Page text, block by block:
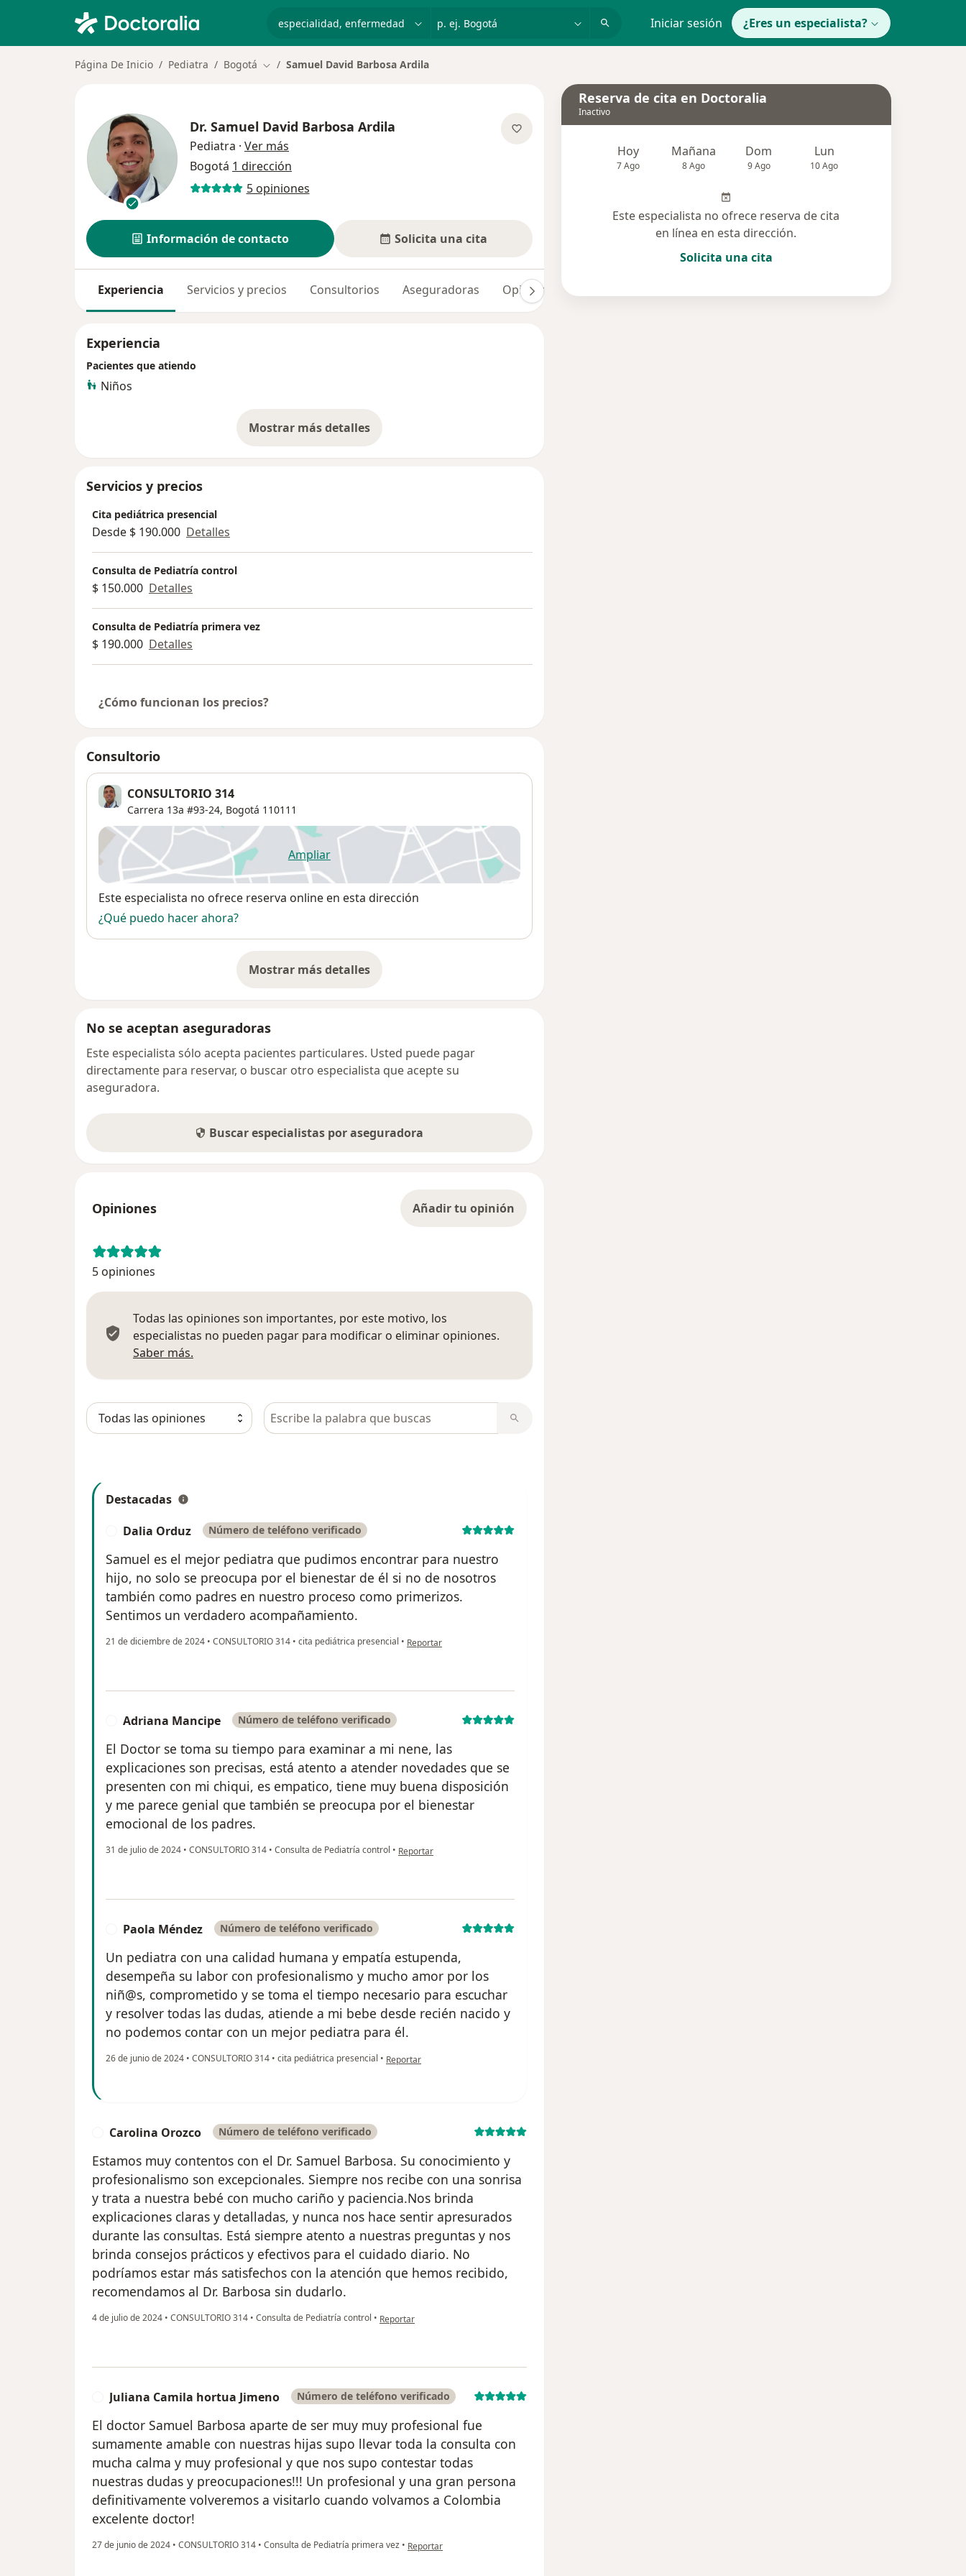
p. ej. Bogotá Iniciar sesión ¿Eres un especialista?
Página De Inicio Pediatra Bogotá Cambiar de ciudad
Samuel David Barbosa Ardila
Dr. Samuel David Barbosa Ardila
Pediatra · Ver más
Bogotá 1 dirección
5 opiniones
Información de contacto Solicita una cita
Experiencia Servicios y precios Consultorios Aseguradoras Opiniones (5)
Experiencia
Pacientes que atiendo
Niños
Mostrar más detalles
sobre la experiencia
Servicios y precios
Cita pediátrica presencial
Desde $ 190.000 Detalles
Consulta de Pediatría control
$ 150.000 Detalles
Consulta de Pediatría primera vez
$ 190.000 Detalles
¿Cómo funcionan los precios?
Consultorio
CONSULTORIO 314
Carrera 13a #93-24, Bogotá 110111
Ampliarse abre en una nueva pestaña
Disponibilidad
Este especialista no ofrece reserva online en esta dirección
¿Qué puedo hacer ahora?
Mostrar más detalles
sobre la dirección
No se aceptan aseguradoras
Este especialista sólo acepta pacientes particulares. Usted puede pagar
directamente para reservar, o buscar otro especialista que acepte su
aseguradora.
Buscar especialistas por aseguradora
Opiniones Añadir tu opinión
5 opiniones
Todas las opiniones son importantes, por este motivo, los
especialistas no pueden pagar para modificar o eliminar opiniones.
Saber más.
Busca en opiniones
Destacadas
Dalia Orduz Número de teléfono verificado
Samuel es el mejor pediatra que pudimos encontrar para nuestro
hijo, no solo se preocupa por el bienestar de él si no de nosotros
también como padres en nuestro proceso como primerizos.
Sentimos un verdadero acompañamiento.
21 de diciembre de 2024 • CONSULTORIO 314 • cita pediátrica presencial • en opinión del usuario Dalia Orduz
Reportar
Adriana Mancipe Número de teléfono verificado
El Doctor se toma su tiempo para examinar a mi nene, las
explicaciones son precisas, está atento a atender novedades que se
presenten con mi chiqui, es empatico, tiene muy buena disposición
y me parece genial que también se preocupa por el bienestar
emocional de los padres.
31 de julio de 2024 • CONSULTORIO 314 • Consulta de Pediatría control • en opinión del usuario Adriana Mancipe
Reportar
Paola Méndez Número de teléfono verificado
Un pediatra con una calidad humana y empatía estupenda,
desempeña su labor con profesionalismo y mucho amor por los
niñ@s, comprometido y se toma el tiempo necesario para escuchar
y resolver todas las dudas, atiende a mi bebe desde recién nacido y
no podemos contar con un mejor pediatra para él.
26 de junio de 2024 • CONSULTORIO 314 • cita pediátrica presencial • en opinión del usuario Paola Méndez
Reportar
Carolina Orozco Número de teléfono verificado
Estamos muy contentos con el Dr. Samuel Barbosa. Su conocimiento y
profesionalismo son excepcionales. Siempre nos recibe con una sonrisa
y trata a nuestra bebé con mucho cariño y paciencia.Nos brinda
explicaciones claras y detalladas, y nunca nos hace sentir apresurados
durante las consultas. Está siempre atento a nuestras preguntas y nos
brinda consejos prácticos y efectivos para el cuidado diario. No
podríamos estar más satisfechos con la atención que hemos recibido,
recomendamos al Dr. Barbosa sin dudarlo.
4 de julio de 2024 • CONSULTORIO 314 • Consulta de Pediatría control • en opinión del usuario Carolina Orozco
Reportar
Juliana Camila hortua Jimeno Número de teléfono verificado
El doctor Samuel Barbosa aparte de ser muy muy profesional fue
sumamente amable con nuestras hijas supo llevar toda la consulta con
mucha calma y muy profesional y que nos supo contestar todas
nuestras dudas y preocupaciones!!! Un profesional y una gran persona
definitivamente volveremos a visitarlo cuando volvamos a Colombia
excelente doctor!
27 de junio de 2024 • CONSULTORIO 314 • Consulta de Pediatría primera vez • en opinión del usuario Juliana Camila hortua Jimeno
Reportar
Reserva de cita en Doctoralia
Inactivo
Hoy
7 Ago
Mañana
8 Ago
Dom
9 Ago
Lun
10 Ago
Este especialista no ofrece reserva de cita
en línea en esta dirección.
Solicita una cita